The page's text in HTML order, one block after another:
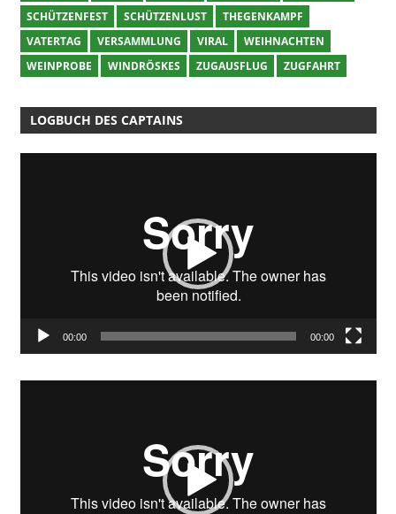
SCHÜTZENFEST
SCHÜTZENLUST
THEGENKAMPF
VATERTAG
VERSAMMLUNG VIRAL
WEIHNACHTEN
WEINPROBE
WINDRÖSKES ZUGAUSFLUG ZUGFAHRT
LOGBUCH DES CAPTAINS
00:00 00:00